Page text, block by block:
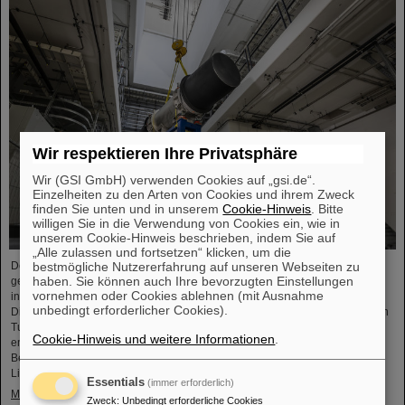
Der Startschuss für die Installation der FAIR-Beschleunigermaschine ist
gefallen. Die hoch präzisen Montagearbeiten in den Gebäuden der
internationalen Beschleunigeranlage FAIR in Darmstadt haben begonnen:
Die ersten tonnenschweren Magnete wurden erfolgreich in dem ringförmigen
Tunnel, 17 Meter unter der Erde, positioniert. Dies markiert einen
entscheidenden Fortschritt in der Realisierung des hochmodernen
Beschleunigers, der Ionen aller Elemente bis auf 99 Prozent der
Lichtgeschwindigkeit…
Mehr »
Wir respektieren Ihre Privatsphäre
Wir (GSI GmbH) verwenden Cookies auf „gsi.de“.
Einzelheiten zu den Arten von Cookies und ihrem Zweck
finden Sie unten und in unseremCookie-Hinweis . Bitte
willigen Sie in die Verwendung von Cookies ein, wie in
unserem Cookie-Hinweis beschrieben, indem Sie auf
„Alle zulassen und fortsetzen“ klicken, um die
bestmögliche Nutzererfahrung auf unseren Webseiten zu
haben. Sie können auch Ihre bevorzugten Einstellungen
vornehmen oder Cookies ablehnen (mit Ausnahme
unbedingt erforderlicher Cookies).
Cookie-Hinweis und weitere Informationen
Essentials (immer erforderlich)
Zweck: Unbedingt erforderliche Cookies